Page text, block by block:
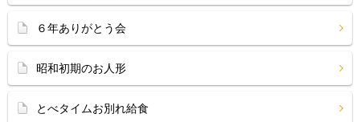
６年ありがとう会
昭和初期のお人形
とべタイムお別れ給食